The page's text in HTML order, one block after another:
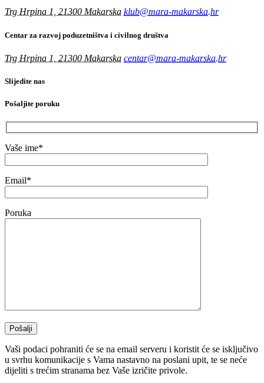
Trg Hrpina 1, 21300 Makarska klub@mara-makarska.hr
Centar za razvoj poduzetništva i civilnog društva
Trg Hrpina 1, 21300 Makarska centar@mara-makarska.hr
Slijedite nas
Pošaljite poruku
Vaše ime*
Email*
Poruka
Vaši podaci pohraniti će se na email serveru i koristit će se isključivo
u svrhu komunikacije s Vama nastavno na poslani upit, te se neće
dijeliti s trećim stranama bez Vaše izričite privole.